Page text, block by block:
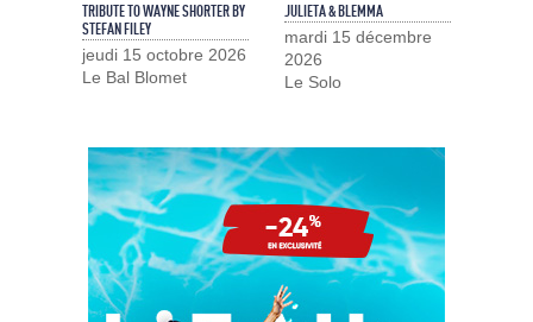
TRIBUTE TO WAYNE SHORTER BY
STEFAN FILEY
jeudi 15 octobre 2026
Le Bal Blomet
JULIETA & BLEMMA
mardi 15 décembre
2026
Le Solo